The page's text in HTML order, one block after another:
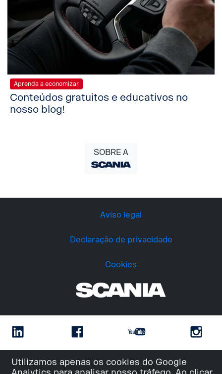
Utilizamos apenas os cookies do Google
Aprenda a economizar
Conteúdos gratuitos e educativos no
nosso blog!
SOBRE A
Aviso legal
Declaração de privacidade
Cookies